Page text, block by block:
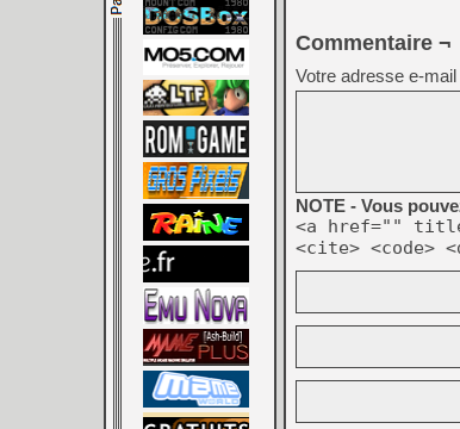
Commentaire ¬
Votre adresse e-
NOTE - Vous
<a href=""
<cite> <code>